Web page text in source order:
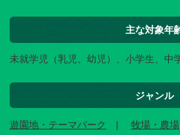
主な対象年
未就学児（乳児、幼児）、小学生、中
ジャンル
遊園地・テーマパーク 牧場・農場